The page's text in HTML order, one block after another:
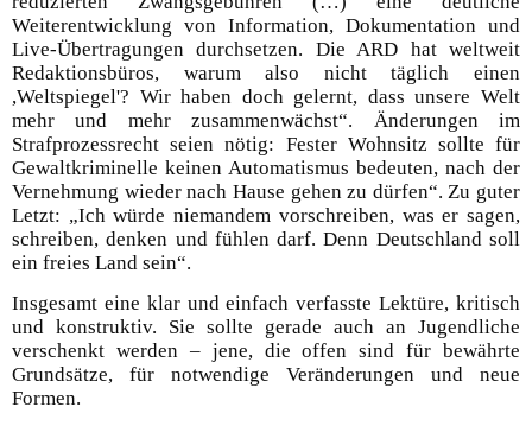
Weiterentwicklung von Information, Dokumentation und
Live-Übertragungen durchsetzen. Die ARD hat weltweit
Redaktionsbüros, warum also nicht täglich einen
,Weltspiegel'? Wir haben doch gelernt, dass unsere Welt
mehr und mehr zusammenwächst“. Änderungen im
Strafprozessrecht seien nötig: Fester Wohnsitz sollte für
Gewaltkriminelle keinen Automatismus bedeuten, nach der
Vernehmung wieder nach Hause gehen zu dürfen“. Zu guter
Letzt: „Ich würde niemandem vorschreiben, was er sagen,
schreiben, denken und fühlen darf. Denn Deutschland soll
ein freies Land sein“.
Insgesamt eine klar und einfach verfasste Lektüre, kritisch
und konstruktiv. Sie sollte gerade auch an Jugendliche
verschenkt werden – jene, die offen sind für bewährte
Grundsätze, für notwendige Veränderungen und neue
Formen.